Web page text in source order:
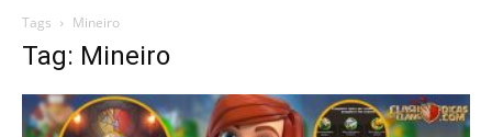
Tags Mineiro
Tag: Mineiro